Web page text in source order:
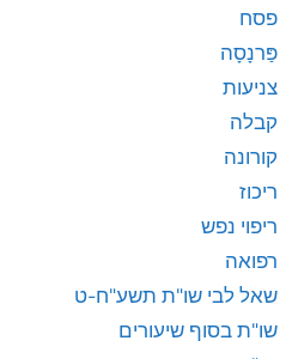
פסח
פַּרנָסָה
צניעות
קבלה
קורונה
ריכוז
ריפוי נפש
רפואה
שאל לבי שו"ת תשע"ח-ט
שו"ת בסוף שיעורים